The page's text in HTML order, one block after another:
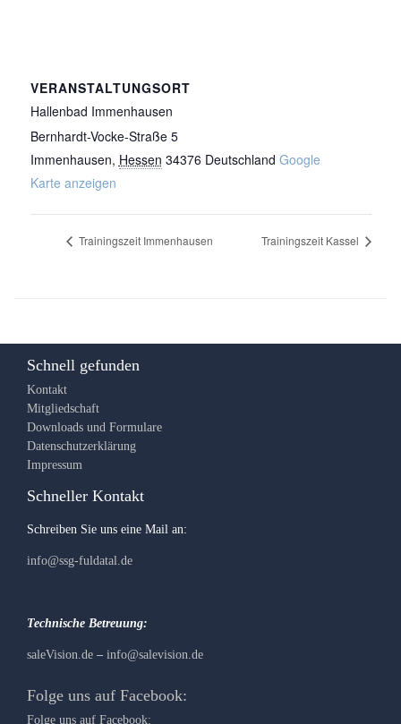
VERANSTALTUNGSORT
Hallenbad Immenhausen
Bernhardt-Vocke-Straße 5
Immenhausen, Hessen 34376 Deutschland Google
Karte anzeigen
Trainingszeit Immenhausen Trainingszeit Kassel
Schnell gefunden
Kontakt
Mitgliedschaft
Downloads und Formulare
Datenschutzerklärung
Impressum
Schneller Kontakt
Schreiben Sie uns eine Mail an:
info@ssg-fuldatal.de
Technische Betreuung:
saleVision.de – info@salevision.de
Folge uns auf Facebook:
Folge uns auf Facebook: